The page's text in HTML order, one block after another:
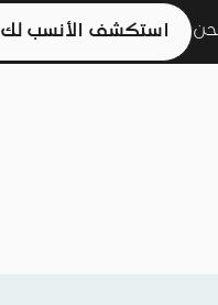
استكشف الأنسب لك